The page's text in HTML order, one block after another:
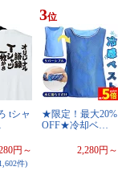
tシャ
円～
件)
3位
★限定！最大20%
OFF★冷却ベ…
2,280円～